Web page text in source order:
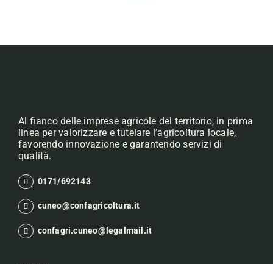
Al fianco delle imprese agricole del territorio, in prima
linea per valorizzare e tutelare l’agricoltura locale,
favorendo innovazione e garantendo servizi di
qualità.
0171/692143
cuneo@confagricoltura.it
confagri.cuneo@legalmail.it